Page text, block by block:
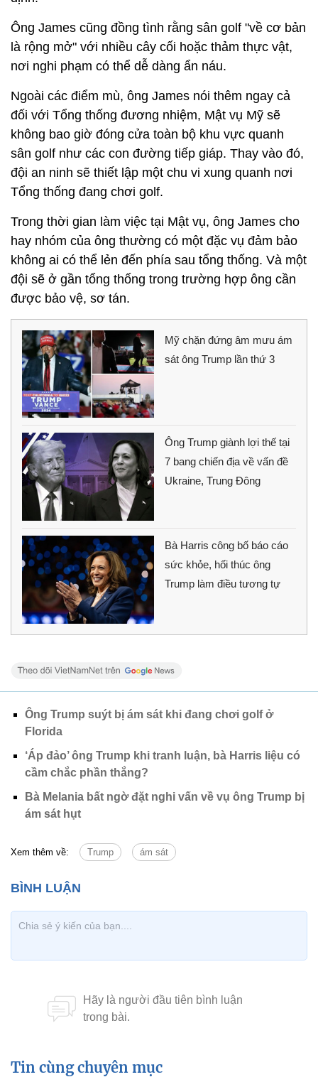
Ông James cũng đồng tình rằng sân golf "về cơ bản
là rộng mở" với nhiều cây cối hoặc thảm thực vật,
nơi nghi phạm có thể dễ dàng ẩn náu.
Ngoài các điểm mù, ông James nói thêm ngay cả
đối với Tổng thống đương nhiệm, Mật vụ Mỹ sẽ
không bao giờ đóng cửa toàn bộ khu vực quanh
sân golf như các con đường tiếp giáp. Thay vào đó,
đội an ninh sẽ thiết lập một chu vi xung quanh nơi
Tổng thống đang chơi golf.
Trong thời gian làm việc tại Mật vụ, ông James cho
hay nhóm của ông thường có một đặc vụ đảm bảo
không ai có thể lẻn đến phía sau tổng thống. Và một
đội sẽ ở gần tổng thống trong trường hợp ông cần
được bảo vệ, sơ tán.
Mỹ chặn đứng âm mưu ám
sát ông Trump lần thứ 3
Ông Trump giành lợi thế tại
7 bang chiến địa về vấn đề
Ukraine, Trung Đông
Bà Harris công bố báo cáo
sức khỏe, hối thúc ông
Trump làm điều tương tự
Ông Trump suýt bị ám sát khi đang chơi golf ở
Florida
‘Áp đảo’ ông Trump khi tranh luận, bà Harris liệu có
cầm chắc phần thắng?
Bà Melania bất ngờ đặt nghi vấn về vụ ông Trump bị
ám sát hụt
Xem thêm về: Trump ám sát
Tin cùng chuyên mục